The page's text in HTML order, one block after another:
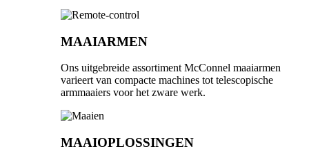
MAAIARMEN
Ons uitgebreide assortiment McConnel maaiarmen
varieert van compacte machines tot telescopische
armmaaiers voor het zware werk.
MAAIOPLOSSINGEN